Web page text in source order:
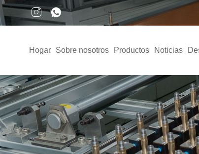
Hogar Sobre nosotros Productos Noticias